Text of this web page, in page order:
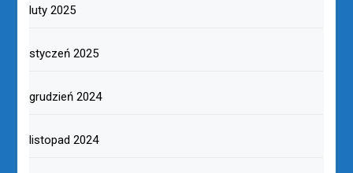
luty 2025
styczeń 2025
grudzień 2024
listopad 2024